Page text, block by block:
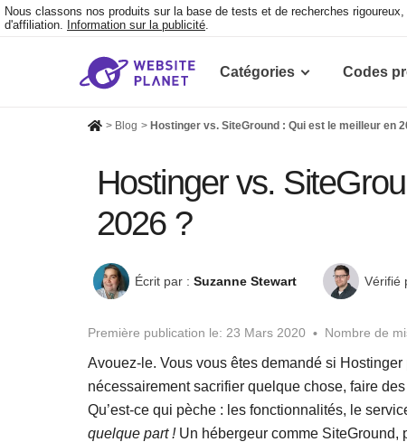
Nous classons nos produits sur la base de tests et de recherches
d'affiliation. Information sur la publicité.
Catégories Codes
> Blog > Hostinger vs. SiteGround : Qui est le meilleur en
Hostinger vs.
2026 ?
Écrit par : Suzanne Stewart Vérifié
Première publication le: 23 Mars 2020 Nombre de
Avouez-le. Vous vous êtes demandé si Hostinger
nécessairement sacrifier quelque chose, faire
Qu’est-ce qui pèche : les fonctionnalités, le
quelque part !Un hébergeur comme SiteGround,